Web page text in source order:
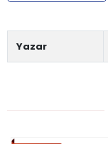
Yazar